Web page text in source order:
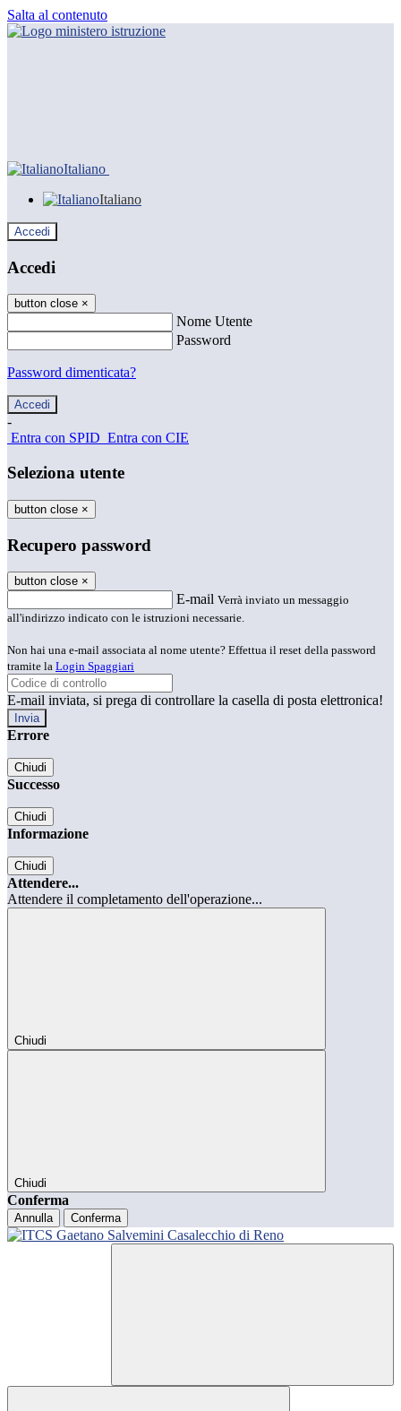
Salta al contenuto
Italiano
Italiano
Accedi
Accedi
button close ×
Nome Utente
Password
Password dimenticata?
-
Entra con SPID Entra con CIE
Seleziona utente
button close ×
Recupero password
button close ×
E-mail Verrà inviato un messaggio
all'indirizzo indicato con le istruzioni necessarie.
Non hai una e-mail associata al nome utente? Effettua il reset della password
tramite la Login Spaggiari
E-mail inviata, si prega di controllare la casella di posta elettronica!
Errore
Chiudi
Successo
Chiudi
Informazione
Chiudi
Attendere...
Attendere il completamento dell'operazione...
Chiudi
Chiudi
Conferma
Annulla Conferma